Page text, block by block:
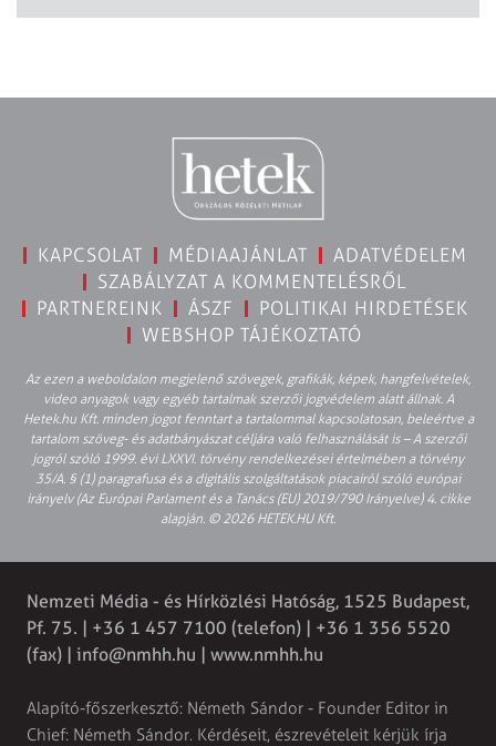
KAPCSOLAT MÉDIAAJÁNLAT
ADATVÉDELEM
SZABÁLYZAT A KOMMENTELÉSRŐL
PARTNEREINK
ÁSZF
POLITIKAI HIRDETÉSEK
WEBSHOP TÁJÉKOZTATÓ
Az ezen a weboldalon megjelenő szövegek, grafikák, képek, hangfelvételek,
video anyagok vagy egyéb tartalmak szerzői jogvédelem alatt állnak. A
Hetek.hu Kft. minden jogot fenntart a tartalommal kapcsolatosan, beleértve a
tartalom szöveg- és adatbányászat céljára való felhasználását is – A szerzői
jogról szóló 1999. évi LXXVI. törvény rendelkezései értelmében a törvény
35/A. § (1) paragrafusa és a digitális szolgáltatások piacairól szóló európai
irányelv (Az Európai Parlament és a Tanács (EU) 2019/790 Irányelve) 4. cikke
alapján. © 2026 HETEK.HU Kft.
Nemzeti Média - és Hírközlési Hatóság, 1525 Budapest,
Pf. 75. | +36 1 457 7100 (telefon) | +36 1 356 5520
(fax) | info@nmhh.hu | www.nmhh.hu
Alapító-főszerkesztő: Németh Sándor - Founder Editor in
Chief: Németh Sándor. Kérdéseit, észrevételeit kérjük írja